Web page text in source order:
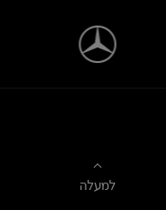
למעלה